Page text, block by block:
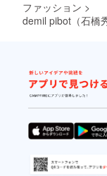
ファッション >
demil pibot（石橋